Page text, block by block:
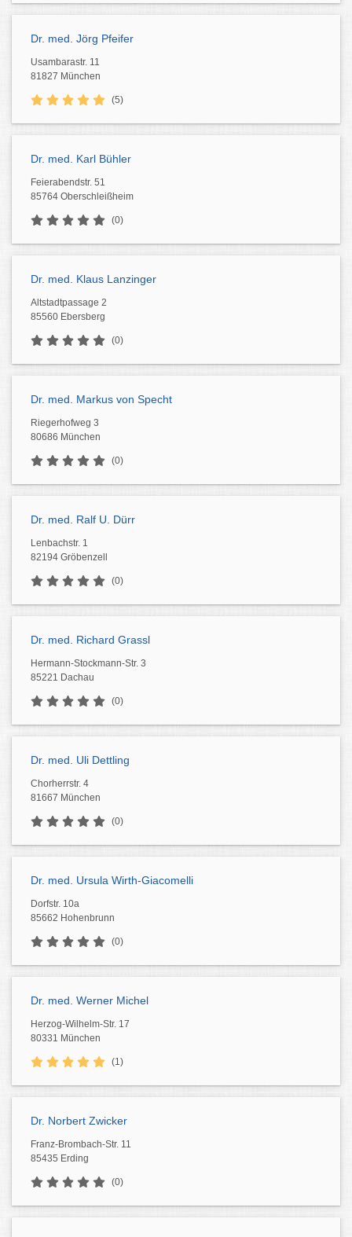
Dr. med. Jörg Pfeifer
Usambarastr. 11
81827 München
(5)
Dr. med. Karl Bühler
Feierabendstr. 51
85764 Oberschleißheim
(0)
Dr. med. Klaus Lanzinger
Altstadtpassage 2
85560 Ebersberg
(0)
Dr. med. Markus von Specht
Riegerhofweg 3
80686 München
(0)
Dr. med. Ralf U. Dürr
Lenbachstr. 1
82194 Gröbenzell
(0)
Dr. med. Richard Grassl
Hermann-Stockmann-Str. 3
85221 Dachau
(0)
Dr. med. Uli Dettling
Chorherrstr. 4
81667 München
(0)
Dr. med. Ursula Wirth-Giacomelli
Dorfstr. 10a
85662 Hohenbrunn
(0)
Dr. med. Werner Michel
Herzog-Wilhelm-Str. 17
80331 München
(1)
Dr. Norbert Zwicker
Franz-Brombach-Str. 11
85435 Erding
(0)